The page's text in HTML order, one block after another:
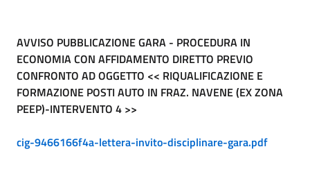
AVVISO PUBBLICAZIONE GARA - PROCEDURA IN
ECONOMIA CON AFFIDAMENTO DIRETTO PREVIO
CONFRONTO AD OGGETTO << RIQUALIFICAZIONE E
FORMAZIONE POSTI AUTO IN FRAZ. NAVENE (EX ZONA
PEEP)-INTERVENTO 4 >>
cig-9466166f4a-lettera-invito-disciplinare-gara.pdf